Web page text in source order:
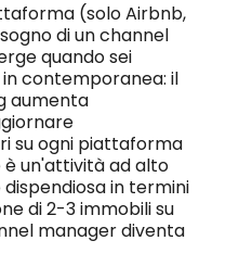
(solo Airbnb,
di un channel
quando sei
in contemporanea: il
aumenta
su ogni piattaforma
un'attività ad alto
in termini
di 2-3 immobili su
manager diventa